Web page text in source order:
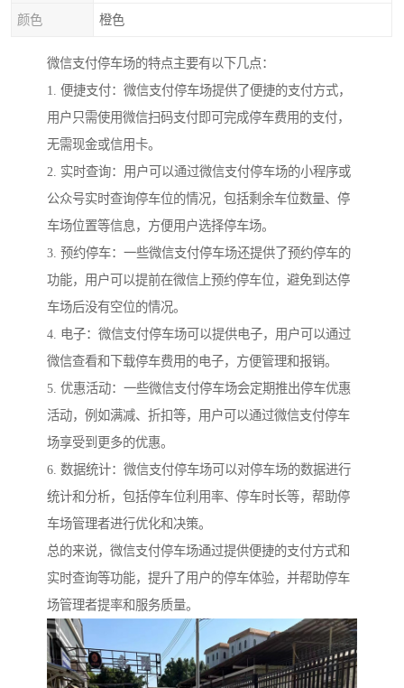
颜色 橙色
微信支付停车场的特点主要有以下几点：
1. 便捷支付：微信支付停车场提供了便捷的支付方式，
用户只需使用微信扫码支付即可完成停车费用的支付，
无需现金或信用卡。
2. 实时查询：用户可以通过微信支付停车场的小程序或
公众号实时查询停车位的情况，包括剩余车位数量、停
车场位置等信息，方便用户选择停车场。
3. 预约停车：一些微信支付停车场还提供了预约停车的
功能，用户可以提前在微信上预约停车位，避免到达停
车场后没有空位的情况。
4. 电子：微信支付停车场可以提供电子，用户可以通过
微信查看和下载停车费用的电子，方便管理和报销。
5. 优惠活动：一些微信支付停车场会定期推出停车优惠
活动，例如满减、折扣等，用户可以通过微信支付停车
场享受到更多的优惠。
6. 数据统计：微信支付停车场可以对停车场的数据进行
统计和分析，包括停车位利用率、停车时长等，帮助停
车场管理者进行优化和决策。
总的来说，微信支付停车场通过提供便捷的支付方式和
实时查询等功能，提升了用户的停车体验，并帮助停车
场管理者提率和服务质量。